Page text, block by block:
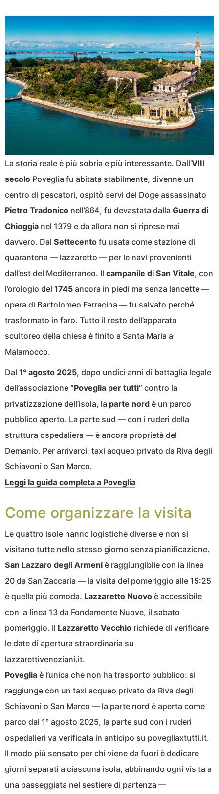
La storia reale è più sobria e più interessante. Dall’VIII
secolo Poveglia fu abitata stabilmente, divenne un
centro di pescatori, ospitò servi del Doge assassinato
Pietro Tradonico nell’864, fu devastata dalla Guerra di
Chioggia nel 1379 e da allora non si riprese mai
davvero. Dal Settecento fu usata come stazione di
quarantena — lazzaretto — per le navi provenienti
dall’est del Mediterraneo. Il campanile di San Vitale, con
l’orologio del 1745 ancora in piedi ma senza lancette —
opera di Bartolomeo Ferracina — fu salvato perché
trasformato in faro. Tutto il resto dell’apparato
scultoreo della chiesa è finito a Santa Maria a
Malamocco.
Dal 1° agosto 2025, dopo undici anni di battaglia legale
dell’associazione “Poveglia per tutti” contro la
privatizzazione dell’isola, la parte nord è un parco
pubblico aperto. La parte sud — con i ruderi della
struttura ospedaliera — è ancora proprietà del
Demanio. Per arrivarci: taxi acqueo privato da Riva degli
Schiavoni o San Marco.
Leggi la guida completa a Poveglia
Come organizzare la visita
Le quattro isole hanno logistiche diverse e non si
visitano tutte nello stesso giorno senza pianificazione.
San Lazzaro degli Armeni è raggiungibile con la linea
20 da San Zaccaria — la visita del pomeriggio alle 15:25
è quella più comoda. Lazzaretto Nuovo è accessibile
con la linea 13 da Fondamente Nuove, il sabato
pomeriggio. Il Lazzaretto Vecchio richiede di verificare
le date di apertura straordinaria su
lazzarettiveneziani.it.
Poveglia è l’unica che non ha trasporto pubblico: si
raggiunge con un taxi acqueo privato da Riva degli
Schiavoni o San Marco — la parte nord è aperta come
parco dal 1° agosto 2025, la parte sud con i ruderi
ospedalieri va verificata in anticipo su povegliaxtutti.it.
Il modo più sensato per chi viene da fuori è dedicare
giorni separati a ciascuna isola, abbinando ogni visita a
una passeggiata nel sestiere di partenza —